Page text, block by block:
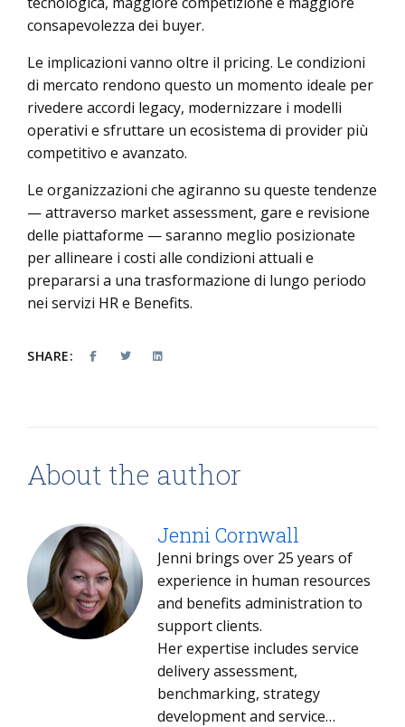
consapevolezza dei buyer.
Le implicazioni vanno oltre il pricing. Le condizioni
di mercato rendono questo un momento ideale per
rivedere accordi legacy, modernizzare i modelli
operativi e sfruttare un ecosistema di provider più
competitivo e avanzato.
Le organizzazioni che agiranno su queste tendenze
— attraverso market assessment, gare e revisione
delle piattaforme — saranno meglio posizionate
per allineare i costi alle condizioni attuali e
prepararsi a una trasformazione di lungo periodo
nei servizi HR e Benefits.
SHARE:
About the author
Jenni Cornwall
Jenni brings over 25 years of
experience in human resources
and benefits administration to
support clients.
Her expertise includes service
delivery assessment,
benchmarking, strategy
development and service